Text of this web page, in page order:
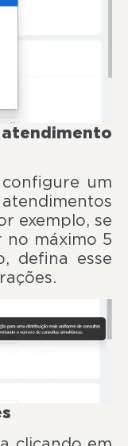
um
exemplo, se
no máximo 5
defina esse